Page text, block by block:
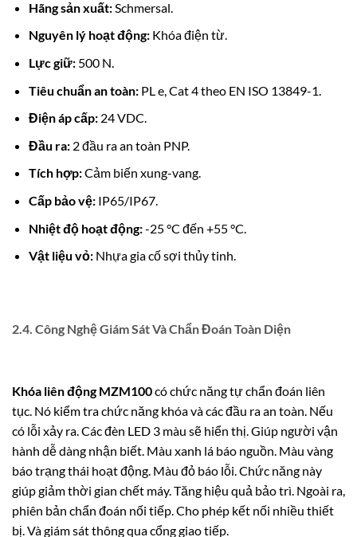
Hãng sản xuất:Schmersal.
Nguyên lý hoạt động:Khóa điện từ.
Lực giữ:500 N.
Tiêu chuẩn an toàn:PL e, Cat 4 theo EN ISO 13849-1.
Điện áp cấp:24 VDC.
Đầu ra:2 đầu ra an toàn PNP.
Tích hợp:Cảm biến xung-vang.
Cấp bảo vệ:IP65/IP67.
Nhiệt độ hoạt động:-25 °C đến +55 °C.
Vật liệu vỏ:Nhựa gia cố sợi thủy tinh.
2.4. Công Nghệ Giám Sát Và Chẩn Đoán Toàn Diện
Khóa liên động MZM100có chức năng tự chẩn đoán liên
tục. Nó kiểm tra chức năng khóa và các đầu ra an toàn. Nếu
có lỗi xảy ra. Các đèn LED 3 màu sẽ hiển thị. Giúp người vận
hành dễ dàng nhận biết. Màu xanh lá báo nguồn. Màu vàng
báo trạng thái hoạt động. Màu đỏ báo lỗi. Chức năng này
giúp giảm thời gian chết máy. Tăng hiệu quả bảo trì. Ngoài ra,
phiên bản chẩn đoán nối tiếp. Cho phép kết nối nhiều thiết
bị. Và giám sát thông qua cổng giao tiếp.